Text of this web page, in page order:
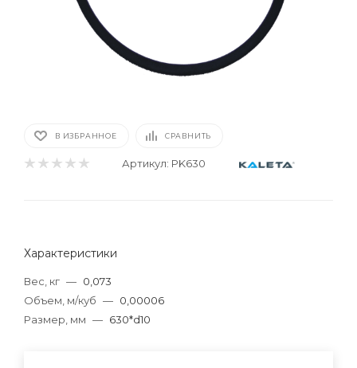
В ИЗБРАННОЕ СРАВНИТЬ
Артикул: PK630
Характеристики
Вес, кг — 0,073
Объем, м/куб — 0,00006
Размер, мм — 630*d10